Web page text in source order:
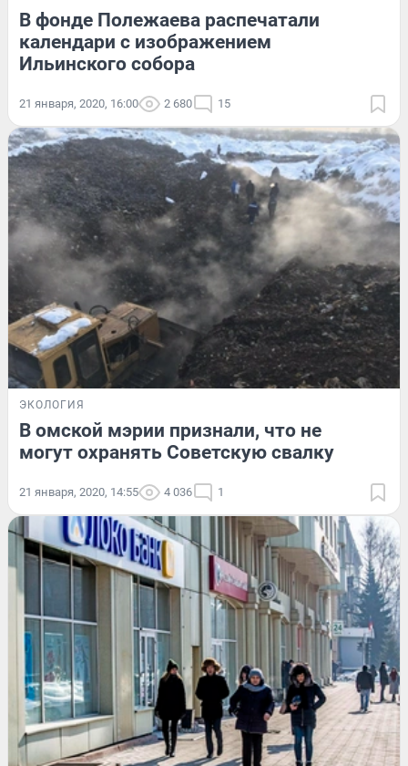
В фонде Полежаева распечатали
календари с изображением
Ильинского собора
21 января, 2020, 16:00 2 680 15
ЭКОЛОГИЯ
В омской мэрии признали, что не
могут охранять Советскую свалку
21 января, 2020, 14:55 4 036 1